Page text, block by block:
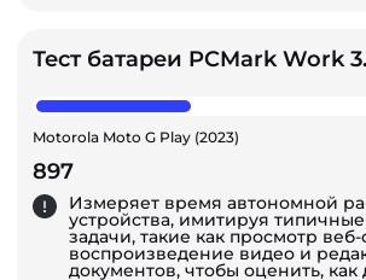
Тест батареи PCMark Work
Motorola Moto G Play (2023)
897
Измеряет время автономной
устройства, имитируя
задачи, такие как просмотр
воспроизведение видео и
документов, чтобы оценить, как